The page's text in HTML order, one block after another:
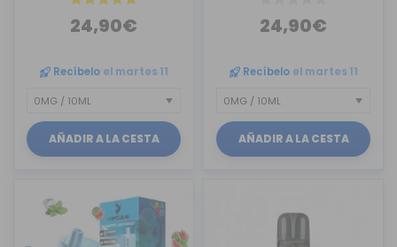
24,90€
Recíbelo el martes 11
AÑADIR A LA CESTA
24,90€
Recíbelo el martes 11
AÑADIR A LA CESTA